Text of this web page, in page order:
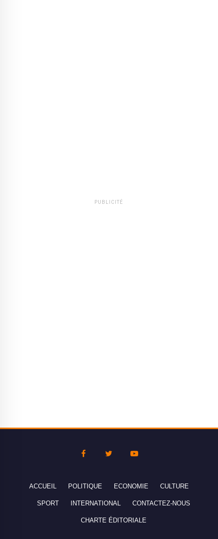
PUBLICITÉ
ACCUEIL POLITIQUE ECONOMIE CULTURE
SPORT INTERNATIONAL CONTACTEZ-NOUS
CHARTE ÉDITORIALE